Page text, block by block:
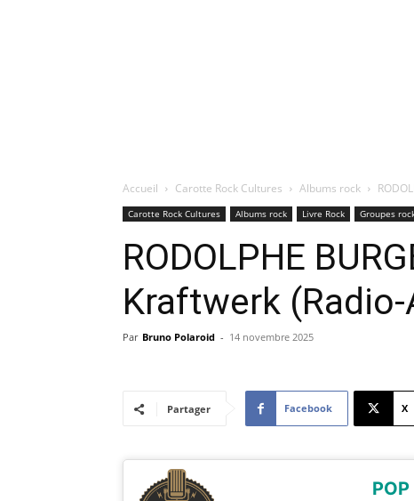
Accueil Carotte Rock Cultures Albums rock
Carotte Rock Cultures Albums rock Livre Rock Groupes
RODOLPHE
Kraftwerk
Par Bruno Polaroid - 14 novembre 2025
Partager Facebook X